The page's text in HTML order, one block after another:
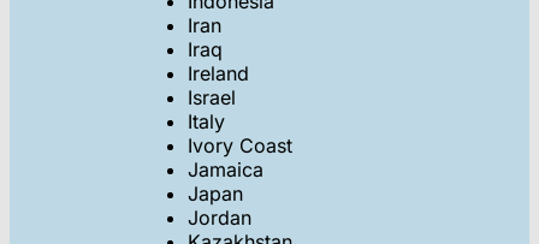
Iran
Iraq
Ireland
Israel
Italy
Ivory Coast
Jamaica
Japan
Jordan